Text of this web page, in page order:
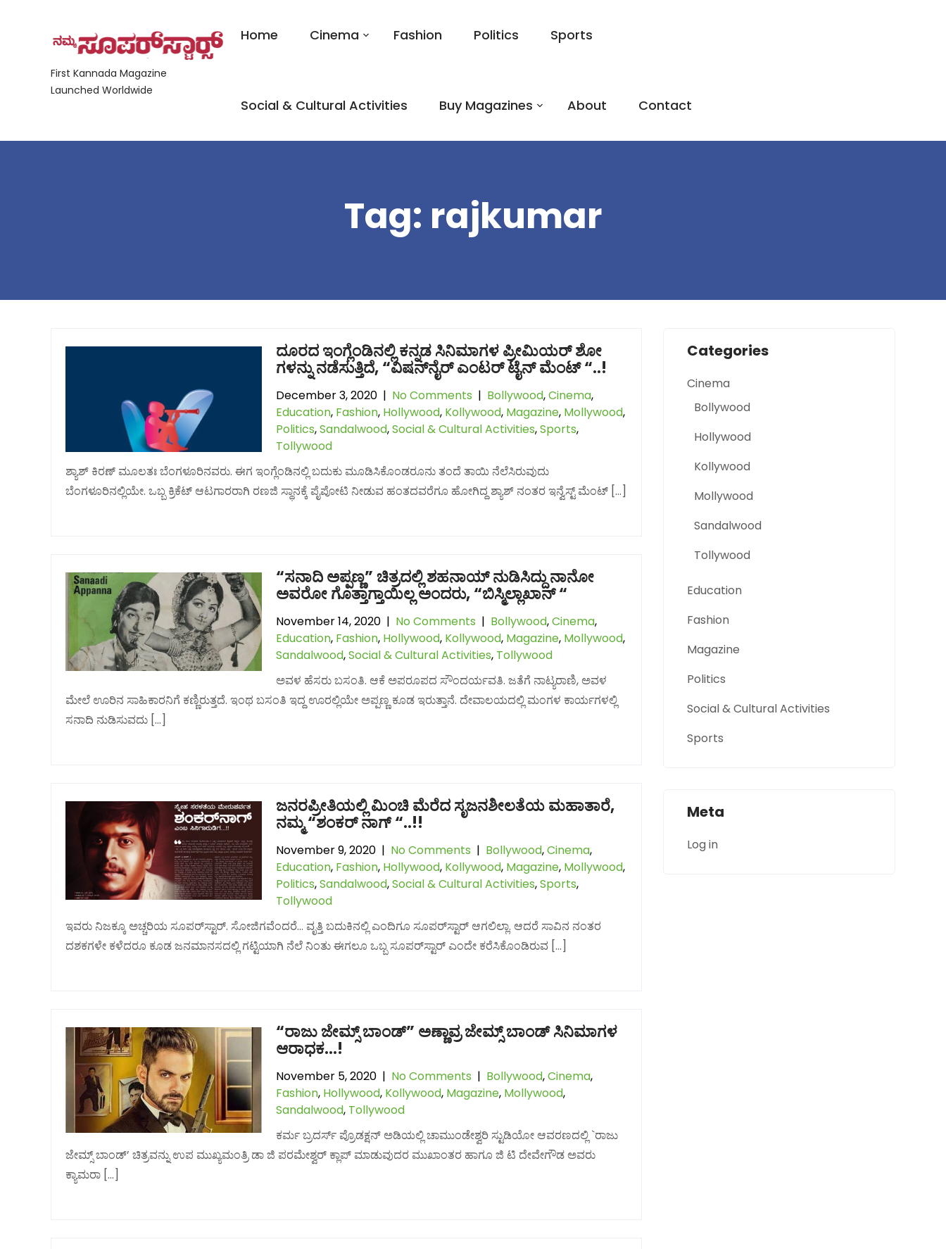
First Kannada Magazine
Launched Worldwide
Home Cinema Fashion Politics Sports
Social & Cultural Activities Buy Magazines About Contact
Tag: rajkumar
ದೂರದ ಇಂಗ್ಲೆಂಡಿನಲ್ಲಿ ಕನ್ನಡ ಸಿನಿಮಾಗಳ ಪ್ರೀಮಿಯರ್ ಶೋ
ಗಳನ್ನು ನಡೆಸುತ್ತಿದೆ, “ವಿಷನ್‌ನೈರ್ ಎಂಟರ್ ಟೈನ್ ಮೆಂಟ್ “..!
December 3, 2020 | No Comments | Bollywood,Cinema,
Education, Fashion, Hollywood, Kollywood, Magazine, Mollywood,
Politics,Sandalwood,Social & Cultural Activities,Sports,
Tollywood
ಶ್ಯಾಶ್ ಕಿರಣ್ ಮೂಲತಃ ಬೆಂಗಳೂರಿನವರು. ಈಗ ಇಂಗ್ಲೆಂಡಿನಲ್ಲಿ ಬದುಕು ಮೂಡಿಸಿಕೊಂಡರೂನು ತಂದೆ ತಾಯಿ ನೆಲೆಸಿರುವುದು
ಬೆಂಗಳೂರಿನಲ್ಲಿಯೇ. ಒಬ್ಬ ಕ್ರಿಕೆಟ್ ಆಟಗಾರರಾಗಿ ರಣಜಿ ಸ್ಥಾನಕ್ಕೆ ಪೈಪೋಟಿ ನೀಡುವ ಹಂತದವರೆಗೂ ಹೋಗಿದ್ದ ಶ್ಯಾಶ್ ನಂತರ ಇನ್ವೆಸ್ಟ್ ಮೆಂಟ್ […]
“ಸನಾದಿ ಅಪ್ಪಣ್ಣ” ಚಿತ್ರದಲ್ಲಿ ಶಹನಾಯ್ ನುಡಿಸಿದ್ದು ನಾನೋ
ಅವರೋ ಗೊತ್ತಾಗ್ತಾಯಿಲ್ಲ ಅಂದರು, “ಬಿಸ್ಮಿಲ್ಲಾಖಾನ್ “
November 14, 2020 | No Comments | Bollywood,Cinema,
Education, Fashion, Hollywood, Kollywood, Magazine, Mollywood,
Sandalwood,Social & Cultural Activities, Tollywood
ಅವಳ ಹೆಸರು ಬಸಂತಿ. ಆಕೆ ಅಪರೂಪದ ಸೌಂದರ್ಯವತಿ. ಜತೆಗೆ ನಾಟ್ಯರಾಣಿ, ಅವಳ
ಮೇಲೆ ಊರಿನ ಸಾಹಿಕಾರನಿಗೆ ಕಣ್ಣಿರುತ್ತದೆ. ಇಂಥ ಬಸಂತಿ ಇದ್ದ ಊರಲ್ಲಿಯೇ ಅಪ್ಪಣ್ಣ ಕೂಡ ಇರುತ್ತಾನೆ. ದೇವಾಲಯದಲ್ಲಿ ಮಂಗಳ ಕಾರ್ಯಗಳಲ್ಲಿ
ಸನಾದಿ ನುಡಿಸುವದು […]
ಜನರಪ್ರೀತಿಯಲ್ಲಿ ಮಿಂಚಿ ಮೆರೆದ ಸೃಜನಶೀಲತೆಯ ಮಹಾತಾರೆ,
ನಮ್ಮ “ಶಂಕರ್ ನಾಗ್ “..!!
November 9, 2020 | No Comments | Bollywood,Cinema,
Education, Fashion, Hollywood, Kollywood, Magazine, Mollywood,
Politics,Sandalwood,Social & Cultural Activities,Sports,
Tollywood
ಇವರು ನಿಜಕ್ಕೂ ಅಚ್ಚರಿಯ ಸೂಪರ್‌ಸ್ಟಾರ್. ಸೋಜಿಗವೆಂದರೆ… ವೃತ್ತಿ ಬದುಕಿನಲ್ಲಿ ಎಂದಿಗೂ ಸೂಪರ್‌ಸ್ಟಾರ್ ಆಗಲಿಲ್ಲಾ. ಆದರೆ ಸಾವಿನ ನಂತರ
ದಶಕಗಳೇ ಕಳೆದರೂ ಕೂಡ ಜನಮಾನಸದಲ್ಲಿ ಗಟ್ಟಿಯಾಗಿ ನೆಲೆ ನಿಂತು ಈಗಲೂ ಒಬ್ಬ ಸೂಪರ್‌ಸ್ಟಾರ್ ಎಂದೇ ಕರೆಸಿಕೊಂಡಿರುವ […]
“ರಾಜು ಜೇಮ್ಸ್ ಬಾಂಡ್” ಅಣ್ಣಾವ್ರ ಜೇಮ್ಸ್ ಬಾಂಡ್ ಸಿನಿಮಾಗಳ
ಆರಾಧಕ…!
November 5, 2020 | No Comments | Bollywood,Cinema,
Fashion, Hollywood, Kollywood, Magazine, Mollywood,
Sandalwood, Tollywood
ಕರ್ಮ ಬ್ರದರ್ಸ್ ಪ್ರೊಡಕ್ಷನ್ ಅಡಿಯಲ್ಲಿ ಚಾಮುಂಡೇಶ್ವರಿ ಸ್ಟುಡಿಯೋ ಆವರಣದಲ್ಲಿ `ರಾಜು
ಜೇಮ್ಸ್ ಬಾಂಡ್’ ಚಿತ್ರವನ್ನು ಉಪ ಮುಖ್ಯಮಂತ್ರಿ ಡಾ ಜಿ ಪರಮೇಶ್ವರ್ ಕ್ಲಾಪ್ ಮಾಡುವುದರ ಮುಖಾಂತರ ಹಾಗೂ ಜಿ ಟಿ ದೇವೇಗೌಡ ಅವರು
ಕ್ಯಾಮರಾ […]
Categories
Cinema
Bollywood
Hollywood
Kollywood
Mollywood
Sandalwood
Tollywood
Education
Fashion
Magazine
Politics
Social & Cultural Activities
Sports
Meta
Log in